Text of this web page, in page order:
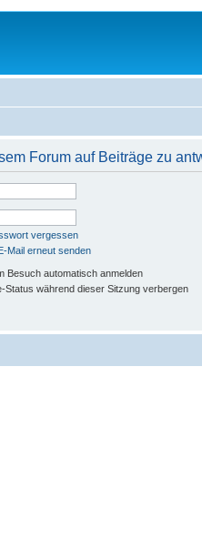
Forum auf Beiträge zu
vergessen
Mail erneut senden
Besuch automatisch anmelden
Status während dieser Sitzung verbergen